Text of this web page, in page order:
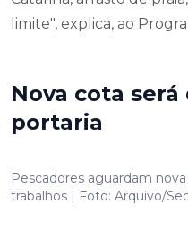
limite", explica, ao
Nova cota
portaria
Pescadores aguardam
trabalhos | Foto: Arquivo/